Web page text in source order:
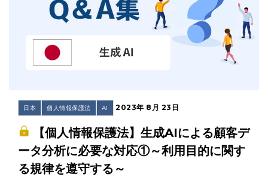
日本 個人情報保護法 AI 2023年 8月 23日
【個人情報保護法】生成AIによる顧客デ
ータ分析に必要な対応①～利用目的に関す
る規律を遵守する～